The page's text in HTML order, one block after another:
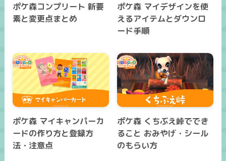
ポケ森コンプリート 新要
素と変更点まとめ
ポケ森 マイデザインを使
えるアイテムとダウンロ
ード手順
ポケ森 マイキャンパーカ
ードの作り方と登録方
法・注意点
ポケ森 くちぶえ峠ででき
ること おみやげ・シール
のもらい方